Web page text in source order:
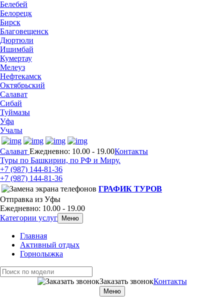
Белебей
Белорецк
Бирск
Благовещенск
Дюртюли
Ишимбай
Кумертау
Мелеуз
Нефтекамск
Октябрьский
Салават
Сибай
Туймазы
Уфа
Учалы
Салават Ежедневно: 10.00 - 19.00Контакты
Туры по Башкирии, по РФ и Миру.
+7 (987) 144-81-36
+7 (987) 144-81-36
ГРАФИК ТУРОВ
Отправка из Уфы
Ежедневно: 10.00 - 19.00
Категории услуг
Меню
Главная
Активный отдых
Горнолыжка
Заказать звонокКонтакты
Меню